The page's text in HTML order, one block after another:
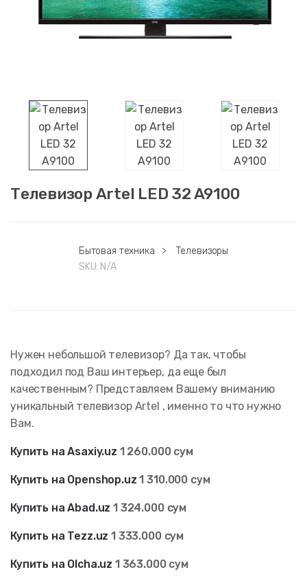
Телевизор Artel LED 32 A9100
Бытовая техника >
Телевизоры
SKU: N/A
Нужен небольшой телевизор? Да так, чтобы
подходил под Ваш интерьер, да еще был
качественным? Представляем Вашему вниманию
уникальный телевизор Artel , именно то что нужно
Вам.
Купить на Asaxiy.uz 1 260.000 сум
Купить на Openshop.uz 1 310.000 сум
Купить на Abad.uz 1 324.000 сум
Купить на Tezz.uz 1 333.000 сум
Купить на Olcha.uz 1 363.000 сум